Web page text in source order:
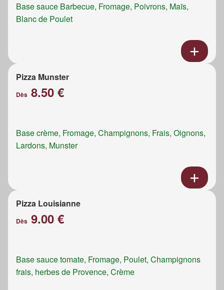
Base sauce Barbecue, Fromage, Poivrons, Maïs,
Blanc de Poulet
Pizza Munster
Dès 8.50 €
Base crème, Fromage, Champignons, Frais, Oignons,
Lardons, Munster
Pizza Louisianne
Dès 9.00 €
Base sauce tomate, Fromage, Poulet, Champignons
frais, herbes de Provence, Crème